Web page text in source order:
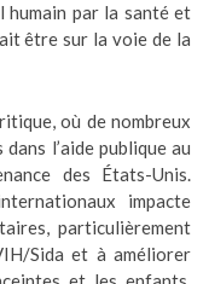
humain par la santé et
être sur la voie de la
où de nombreux
l’aide publique au
des États-Unis.
impacte
particulièrement
Sida et à améliorer